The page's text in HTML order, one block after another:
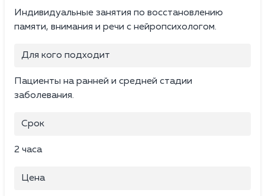
Индивидуальные занятия по восстановлению
памяти, внимания и речи с нейропсихологом.
Для кого подходит
Пациенты на ранней и средней стадии
заболевания.
Срок
2 часа
Цена